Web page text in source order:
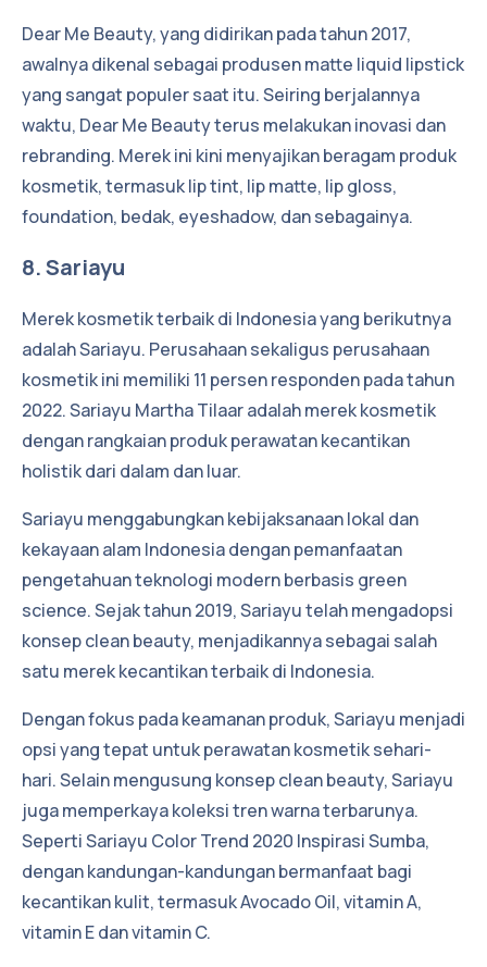
Dear Me Beauty, yang didirikan pada tahun 2017,
awalnya dikenal sebagai produsen matte liquid lipstick
yang sangat populer saat itu. Seiring berjalannya
waktu, Dear Me Beauty terus melakukan inovasi dan
rebranding. Merek ini kini menyajikan beragam produk
kosmetik, termasuk lip tint, lip matte, lip gloss,
foundation, bedak, eyeshadow, dan sebagainya.
8. Sariayu
Merek kosmetik terbaik di Indonesia yang berikutnya
adalah Sariayu. Perusahaan sekaligus perusahaan
kosmetik ini memiliki 11 persen responden pada tahun
2022. Sariayu Martha Tilaar adalah merek kosmetik
dengan rangkaian produk perawatan kecantikan
holistik dari dalam dan luar.
Sariayu menggabungkan kebijaksanaan lokal dan
kekayaan alam Indonesia dengan pemanfaatan
pengetahuan teknologi modern berbasis green
science. Sejak tahun 2019, Sariayu telah mengadopsi
konsep clean beauty, menjadikannya sebagai salah
satu merek kecantikan terbaik di Indonesia.
Dengan fokus pada keamanan produk, Sariayu menjadi
opsi yang tepat untuk perawatan kosmetik sehari-
hari. Selain mengusung konsep clean beauty, Sariayu
juga memperkaya koleksi tren warna terbarunya.
Seperti Sariayu Color Trend 2020 Inspirasi Sumba,
dengan kandungan-kandungan bermanfaat bagi
kecantikan kulit, termasuk Avocado Oil, vitamin A,
vitamin E dan vitamin C.